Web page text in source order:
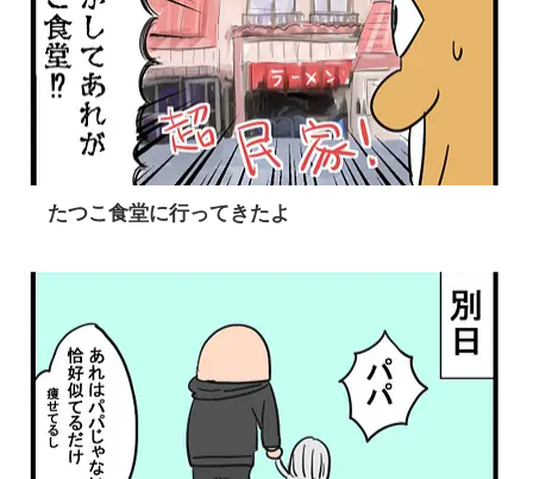
たつこ食堂に行ってきたよ